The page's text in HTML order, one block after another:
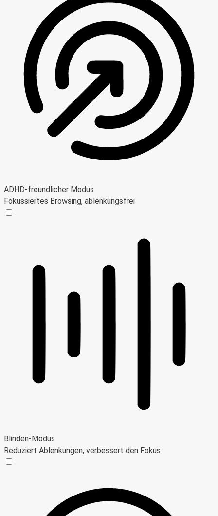
ADHD-freundlicher Modus
Fokussiertes Browsing, ablenkungsfrei
Blinden-Modus
Reduziert Ablenkungen, verbessert den Fokus